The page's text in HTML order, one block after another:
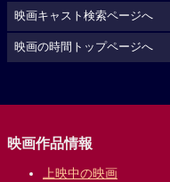
映画キャスト検索ページへ
映画の時間トップページへ
映画作品情報
上映中の映画